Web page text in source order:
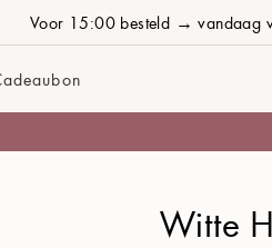
Voor 15:00 besteld → vandaag
Witte